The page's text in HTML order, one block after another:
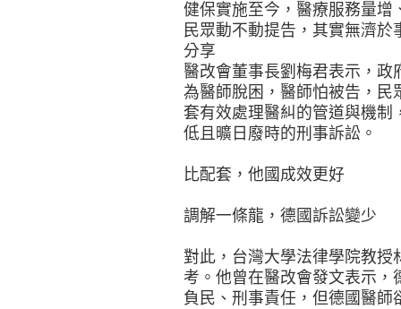
健保實施至今，醫療服務量增
民眾動不動提告，其實無濟於
分享
醫改會董事長劉梅君表示，政
為醫師脫困，醫師怕被告，民
套有效處理醫糾的管道與機制
低且曠日廢時的刑事訴訟。
比配套，他國成效更好
調解一條龍，德國訴訟變少
對此，台灣大學法律學院教授
考。他曾在醫改會發文表示
負民、刑事責任，但德國醫